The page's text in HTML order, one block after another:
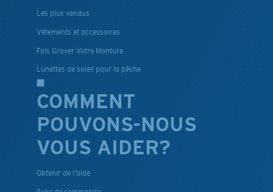
Les plus vendus
Vêtements et accessoires
Fais Graver Votre Monture
Lunettes de soleil pour la pêche
COMMENT
POUVONS-NOUS
VOUS AIDER?
Obtenir de l'aide